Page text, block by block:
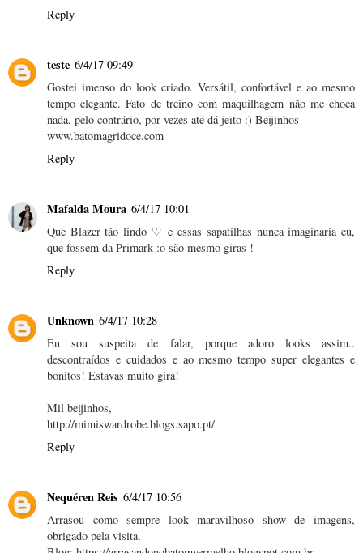
Reply
teste 6/4/17 09:49
Gostei imenso do look criado. Versátil, confortável e ao mesmo
tempo elegante. Fato de treino com maquilhagem não me choca
nada, pelo contrário, por vezes até dá jeito :) Beijinhos
www.batomagridoce.com
Reply
Mafalda Moura 6/4/17 10:01
Que Blazer tão lindo ♡ e essas sapatilhas nunca imaginaria eu,
que fossem da Primark :o são mesmo giras !
Reply
Unknown 6/4/17 10:28
Eu sou suspeita de falar, porque adoro looks assim..
descontraídos e cuidados e ao mesmo tempo super elegantes e
bonitos! Estavas muito gira!
Mil beijinhos,
http://mimiswardrobe.blogs.sapo.pt/
Reply
Nequéren Reis 6/4/17 10:56
Arrasou como sempre look maravilhoso show de imagens,
obrigado pela visita.